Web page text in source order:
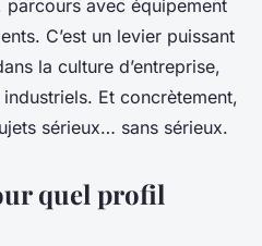
avec équipement
C’est un levier puissant
la culture d’entreprise,
Et concrètement,
sérieux… sans sérieux.
quel profil